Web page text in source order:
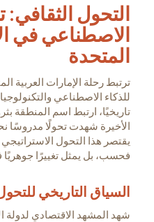
التحول الثقافي:
الاصطناعي في
المتحدة
ترتبط رحلة الإمارات العربية
للذكاء الاصطناعي
تاريخيًا، ارتبط اسم المنطقة
الأخيرة شهدت تحولًا مدروسًا
يقتصر هذا التحول
فحسب، بل يمثل تغييرًا جوهريًا
السياق التاريخي
شهد المشهد الاقتصادي لدولة